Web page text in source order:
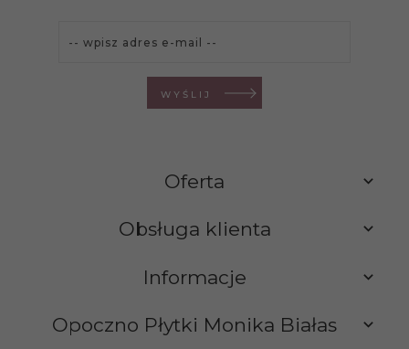
WYŚLIJ
Oferta
Obsługa klienta
Informacje
Opoczno Płytki Monika Białas